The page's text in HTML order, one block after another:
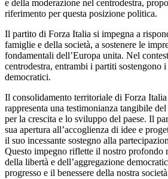
e della moderazione nel centrodestra,
riferimento per questa posizione politica.
Il partito di Forza Italia si impegna a
famiglie e della società, a sostenere le
fondamentali dell’Europa unita. Nel
centrodestra, entrambi i partiti sostengono
democratici.
Il consolidamento territoriale di Forza
rappresenta una testimonianza tangibile
per la crescita e lo sviluppo del paese. Il
sua apertura all’accoglienza di idee e
il suo incessante sostegno alla
Questo impegno riflette il nostro profondo
della libertà e dell’aggregazione
progresso e il benessere della nostra